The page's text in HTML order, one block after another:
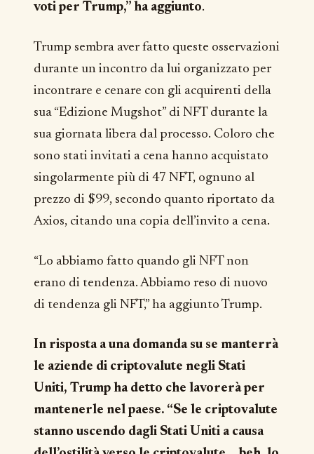
voti per Trump,” ha aggiunto.
Trump sembra aver fatto queste osservazioni
durante un incontro da lui organizzato per
incontrare e cenare con gli acquirenti della
sua “Edizione Mugshot” di NFT durante la
sua giornata libera dal processo. Coloro che
sono stati invitati a cena hanno acquistato
singolarmente più di 47 NFT, ognuno al
prezzo di $99, secondo quanto riportato da
Axios, citando una copia dell’invito a cena.
“Lo abbiamo fatto quando gli NFT non
erano di tendenza. Abbiamo reso di nuovo
di tendenza gli NFT,” ha aggiunto Trump.
In risposta a una domanda su se manterrà
le aziende di criptovalute negli Stati
Uniti, Trump ha detto che lavorerà per
mantenerle nel paese. “Se le criptovalute
stanno uscendo dagli Stati Uniti a causa